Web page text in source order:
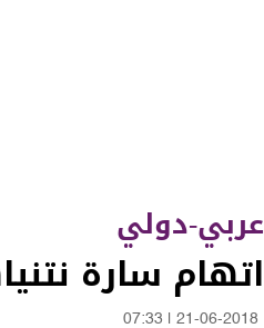
عربي-دولي
اتهام سارة
21-06-2018
07:33